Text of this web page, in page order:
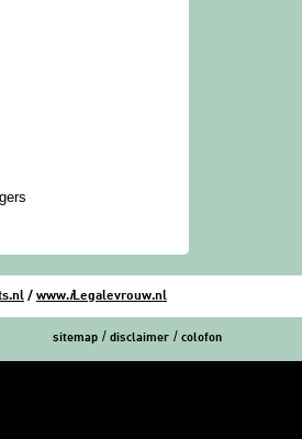
/ www.iLegalevrouw.nl
sitemap disclaimer colofon